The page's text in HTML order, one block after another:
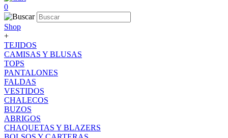
0
Shop
+
TEJIDOS
CAMISAS Y BLUSAS
TOPS
PANTALONES
FALDAS
VESTIDOS
CHALECOS
BUZOS
ABRIGOS
CHAQUETAS Y BLAZERS